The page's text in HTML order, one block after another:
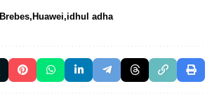
Brebes Huawei idhul adha